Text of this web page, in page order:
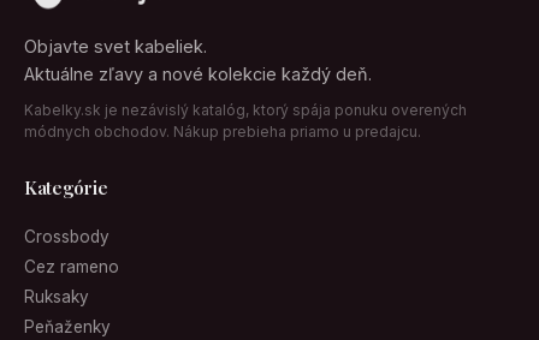
Objavte svet kabeliek.
Aktuálne zľavy a nové kolekcie každý deň.
Kabelky.sk je nezávislý katalóg, ktorý spája ponuku overených
módnych obchodov. Nákup prebieha priamo u predajcu.
Kategórie
Crossbody
Cez rameno
Ruksaky
Peňaženky